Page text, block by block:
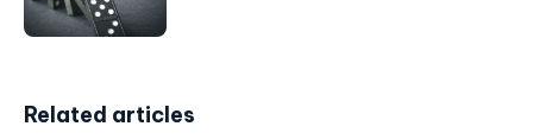
Related articles